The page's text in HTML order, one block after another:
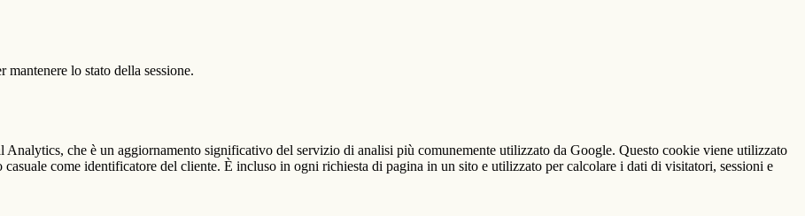
lo stato della sessione.
Analytics, che è un aggiornamento significativo del servizio di analisi più comunemente utilizzato da Google. Questo cookie viene utilizzato
come identificatore del cliente. È incluso in ogni richiesta di pagina in un sito e utilizzato per calcolare i dati di visitatori, sessioni e